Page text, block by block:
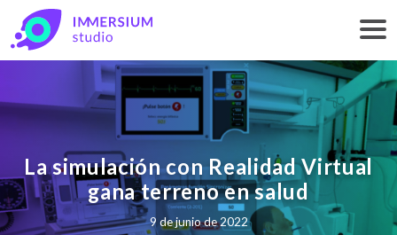
La simulación con Realidad Virtual
gana terreno en salud
9 de junio de 2022